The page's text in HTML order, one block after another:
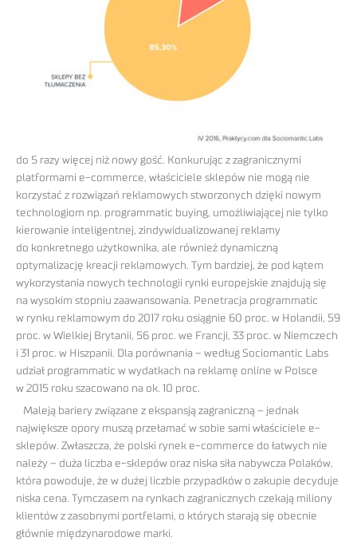
do 5 razy więcej niż nowy gość. Konkurując z zagranicznymi
platformami e-commerce, właściciele sklepów nie mogą nie
korzystać z rozwiązań reklamowych stworzonych dzięki nowym
technologiom np. programmatic buying, umożliwiającej nie tylko
kierowanie inteligentnej, zindywidualizowanej reklamy
do konkretnego użytkownika, ale również dynamiczną
optymalizację kreacji reklamowych. Tym bardziej, że pod kątem
wykorzystania nowych technologii rynki europejskie znajdują się
na wysokim stopniu zaawansowania. Penetracja programmatic
w rynku reklamowym do 2017 roku osiągnie 60 proc. w Holandii, 59
proc. w Wielkiej Brytanii, 56 proc. we Francji, 33 proc. w Niemczech
i 31 proc. w Hiszpanii. Dla porównania – według Sociomantic Labs
udział programmatic w wydatkach na reklamę online w Polsce
w 2015 roku szacowano na ok. 10 proc.
Maleją bariery związane z ekspansją zagraniczną – jednak
największe opory muszą przełamać w sobie sami właściciele e-
sklepów. Zwłaszcza, że polski rynek e-commerce do łatwych nie
należy – duża liczba e-sklepów oraz niska siła nabywcza Polaków,
która powoduje, że w dużej liczbie przypadków o zakupie decyduje
niska cena. Tymczasem na rynkach zagranicznych czekają miliony
klientów z zasobnymi portfelami, o których starają się obecnie
głównie międzynarodowe marki.